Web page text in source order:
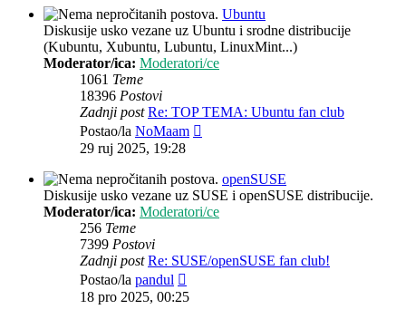
Ubuntu
Diskusije usko vezane uz Ubuntu i srodne distribucije
(Kubuntu, Xubuntu, Lubuntu, LinuxMint...)
Moderator/ica: Moderatori/ce
1061 Teme
18396 Postovi
Zadnji post Re: TOP TEMA: Ubuntu fan club
Postao/la NoMaam
29 ruj 2025, 19:28
openSUSE
Diskusije usko vezane uz SUSE i openSUSE distribucije.
Moderator/ica: Moderatori/ce
256 Teme
7399 Postovi
Zadnji post Re: SUSE/openSUSE fan club!
Postao/la pandul
post
18 pro 2025, 00:25